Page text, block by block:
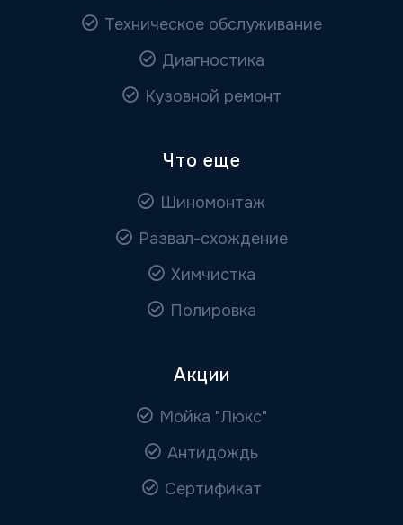
Техническое обслуживание
Диагностика
Кузовной ремонт
Что еще
Шиномонтаж
Развал-схождение
Химчистка
Полировка
Акции
Мойка "Люкс"
Антидождь
Сертификат